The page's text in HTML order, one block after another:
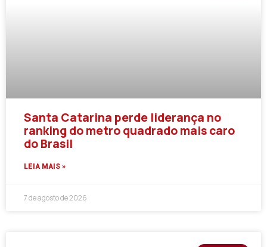
Santa Catarina perde liderança no
ranking do metro quadrado mais caro
do Brasil
LEIA MAIS »
7 de agosto de 2026